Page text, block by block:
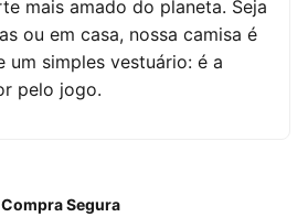
mais amado do planeta. Seja
ou em casa, nossa camisa é
um simples vestuário: é a
pelo jogo.
Compra Segura